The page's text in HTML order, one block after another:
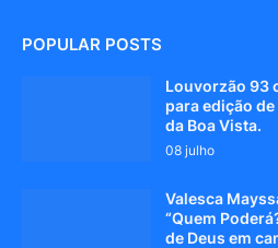
POPULAR POSTS
Louvorzão 93
para edição
da Boa Vista.
08 julho
Valesca
“Quem
de Deus em